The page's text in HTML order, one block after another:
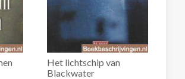
Het lichtschip van
Blackwater